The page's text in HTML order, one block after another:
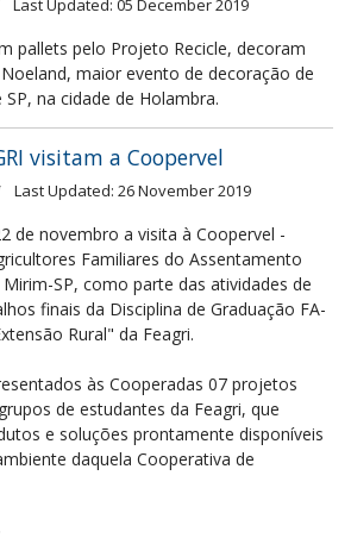
Last Updated: 05 December 2019
pallets pelo Projeto Recicle, decoram
maior evento de decoração de
na cidade de Holambra.
visitam a Coopervel
Last Updated: 26 November 2019
de novembro a visita à Coopervel -
Familiares do Assentamento
SP, como parte das atividades de
finais da Disciplina de Graduação FA-
Rural" da Feagri.
às Cooperadas 07 projetos
de estudantes da Feagri, que
e soluções prontamente disponíveis
daquela Cooperativa de